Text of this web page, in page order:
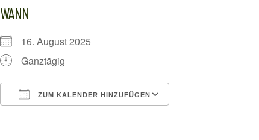
WANN
16. August 2025
Ganztägig
ZUM KALENDER HINZUFÜGEN